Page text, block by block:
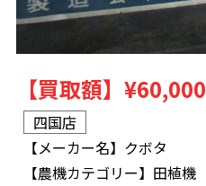
【買取額】 ¥60,000
四国店
【メーカー名】 クボタ
【農機カテゴリー】 田植機